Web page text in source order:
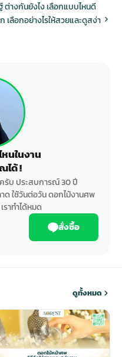
างกันยังไง เลือกแบบไหนดี
เลือกอย่างไรให้สวยและดูสง่า
นในงาน
ได้ !
รับ ประสบการณ์ 30 ปี
ใช้วันต่อวัน ดอกไม้งานศพ
าทำได้หมด
สั่งซื้อ
ดูทั้งหมด